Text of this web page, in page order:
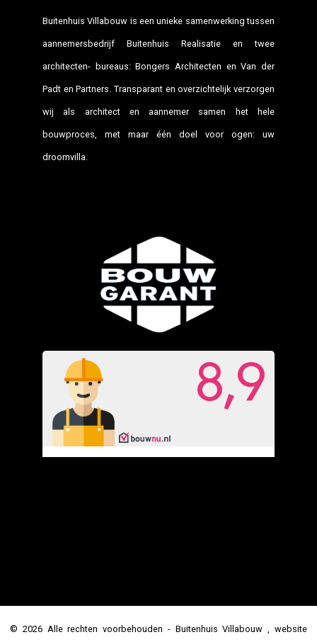
Buitenhuis Villabouw is een unieke samenwerking tussen
aannemersbedrijf Buitenhuis Realisatie en twee
architecten- bureaus: Bongers Architecten en Van der
Padt en Partners. Transparant en overzichtelijk verzorgen
wij als architect en aannemer samen het hele
bouwproces, met maar één doel voor ogen: uw
droomvilla.
© 2026 Alle rechten voorbehouden - Buitenhuis Villabouw , website